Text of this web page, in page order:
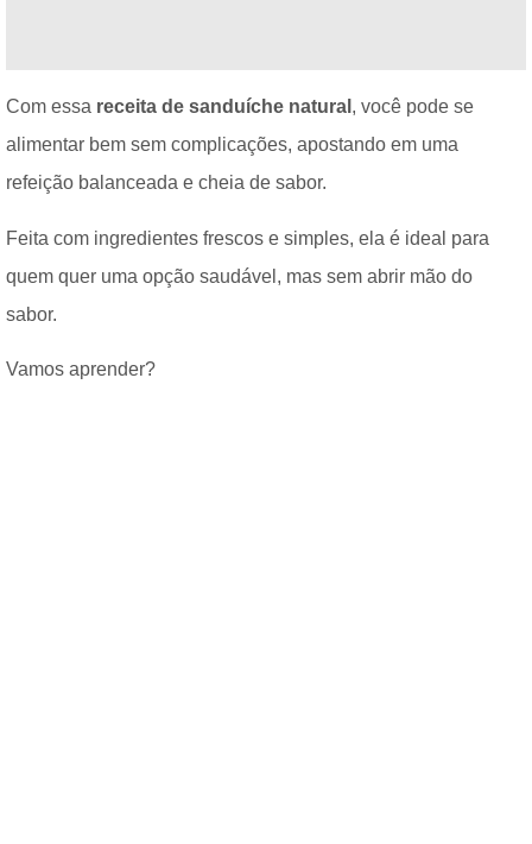
Com essa receita de sanduíche natural , você pode se
alimentar bem sem complicações, apostando em uma
refeição balanceada e cheia de sabor.
Feita com ingredientes frescos e simples, ela é ideal para
quem quer uma opção saudável, mas sem abrir mão do
sabor.
Vamos aprender?